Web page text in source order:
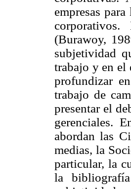
empresas
(Burawoy,
subjetividad
trabajo y en el
profundizar
trabajo de
presentar el
gerenciales.
abordan las
medias, la
particular, la
la